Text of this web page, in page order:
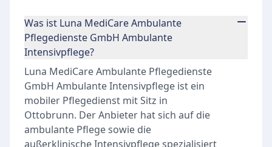
Was ist Luna MediCare Ambulante
Pflegedienste GmbH Ambulante
Intensivpflege?
Luna MediCare Ambulante Pflegedienste
GmbH Ambulante Intensivpflege ist ein
mobiler Pflegedienst mit Sitz in
Ottobrunn. Der Anbieter hat sich auf die
ambulante Pflege sowie die
außerklinische Intensivpflege spezialisiert